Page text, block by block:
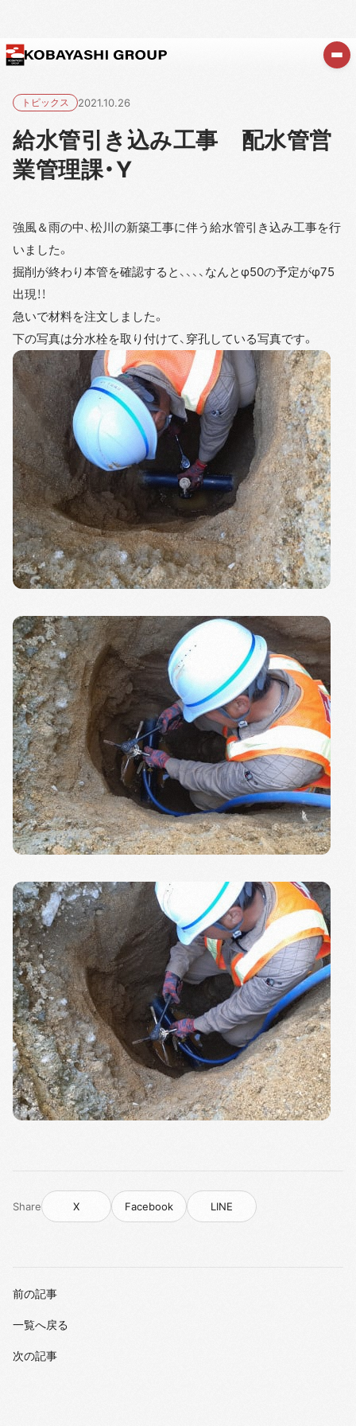
トピックス 2021.10.26
給水管引き込み工事 配水管営
業管理課・Y
強風＆雨の中、松川の新築工事に伴う給水管引き込み工事を行
いました。
掘削が終わり本管を確認すると、、、、なんとφ50の予定がφ75
出現！！
急いで材料を注文しました。
下の写真は分水栓を取り付けて、穿孔している写真です。
Share X Facebook LINE
前の記事
一覧へ戻る
次の記事